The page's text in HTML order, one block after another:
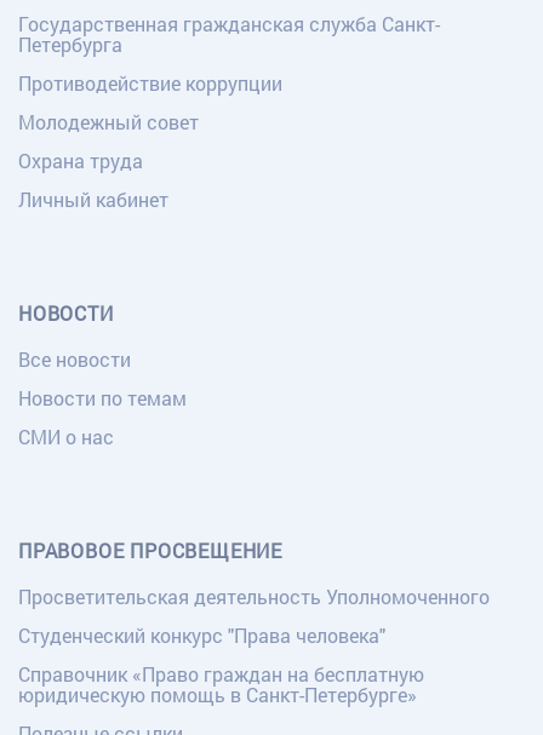
Государственная гражданская служба Санкт-
Петербурга
Противодействие коррупции
Молодежный совет
Охрана труда
Личный кабинет
НОВОСТИ
Все новости
Новости по темам
СМИ о нас
ПРАВОВОЕ ПРОСВЕЩЕНИЕ
Просветительская деятельность Уполномоченного
Студенческий конкурс "Права человека"
Справочник «Право граждан на бесплатную
юридическую помощь в Санкт-Петербурге»